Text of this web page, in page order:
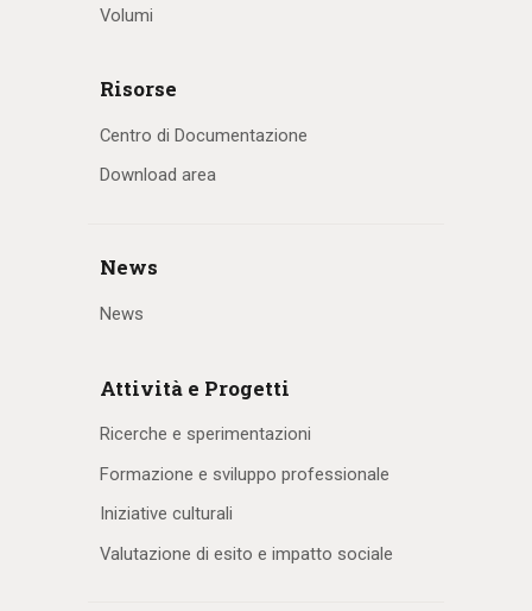
Volumi
Risorse
Centro di Documentazione
Download area
News
News
Attività e Progetti
Ricerche e sperimentazioni
Formazione e sviluppo professionale
Iniziative culturali
Valutazione di esito e impatto sociale